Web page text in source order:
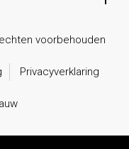
voorbehouden
Privacyverklaring